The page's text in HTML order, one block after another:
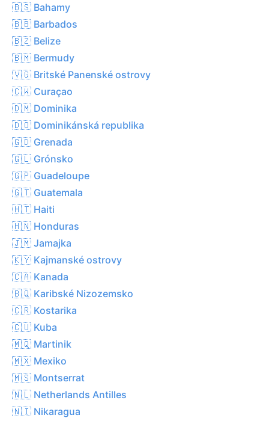
🇧🇸 Bahamy
🇧🇧 Barbados
🇧🇿 Belize
🇧🇲 Bermudy
🇻🇬 Britské Panenské ostrovy
🇨🇼 Curaçao
🇩🇲 Dominika
🇩🇴 Dominikánská republika
🇬🇩 Grenada
🇬🇱 Grónsko
🇬🇵 Guadeloupe
🇬🇹 Guatemala
🇭🇹 Haiti
🇭🇳 Honduras
🇯🇲 Jamajka
🇰🇾 Kajmanské ostrovy
🇨🇦 Kanada
🇧🇶 Karibské Nizozemsko
🇨🇷 Kostarika
🇨🇺 Kuba
🇲🇶 Martinik
🇲🇽 Mexiko
🇲🇸 Montserrat
🇳🇱 Netherlands Antilles
🇳🇮 Nikaragua